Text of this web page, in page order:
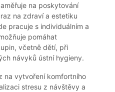
na poskytování
na zdraví a estetiku
pracuje s individuálním a
pomáhat
včetně dětí, při
návyků ústní hygieny.
na vytvoření komfortního
stresu z návštěvy a